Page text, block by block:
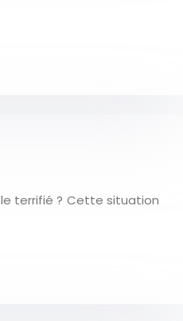
terrifié ? Cette situation